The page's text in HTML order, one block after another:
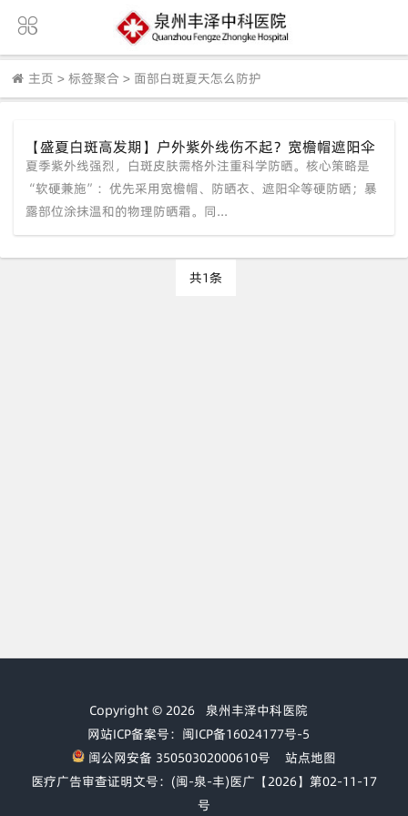
主页 > 标签聚合 > 面部白斑夏天怎么防护
【盛夏白斑高发期】户外紫外线伤不起？宽檐帽遮阳伞
统统安排上，这份夏日防晒攻略快收好！
夏季紫外线强烈，白斑皮肤需格外注重科学防晒。核心策略是
“软硬兼施”：优先采用宽檐帽、防晒衣、遮阳伞等硬防晒；暴
露部位涂抹温和的物理防晒霜。同...
共1条
Copyright © 2026 泉州丰泽中科医院
网站ICP备案号：闽ICP备16024177号-5
闽公网安备 35050302000610号
站点地图
医疗广告审查证明文号：(闽-泉-丰)医广【2026】第02-11-17
号